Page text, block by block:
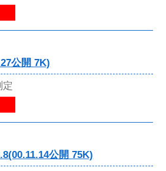
公開 7K)
公開 75K)